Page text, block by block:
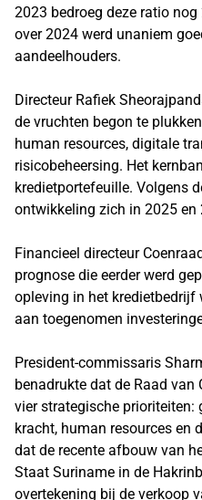
2023 bedroeg deze ratio
over 2024 werd unaniem
aandeelhouders.
Directeur Rafiek
de vruchten begon te
human resources, digitale
risicobeheersing. Het
kredietportefeuille. Volgens
ontwikkeling zich in 2025 en
Financieel directeur
prognose die eerder werd
opleving in het kredietbedrijf
aan toegenomen
President-commissaris
benadrukte dat de Raad
vier strategische prioriteiten:
kracht, human resources en
dat de recente afbouw van
Staat Suriname in de
overtekening bij de verkoop